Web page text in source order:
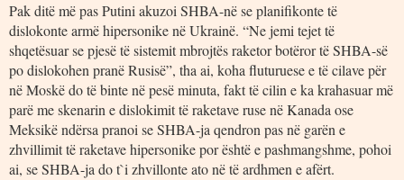
Pak ditë më pas Putini akuzoi SHBA-në se planifikonte të
dislokonte armë hipersonike në Ukrainë. “Ne jemi tejet të
shqetësuar se pjesë të sistemit mbrojtës raketor botëror të SHBA-së
po dislokohen pranë Rusisë”, tha ai, koha fluturuese e të cilave për
në Moskë do të binte në pesë minuta, fakt të cilin e ka krahasuar më
parë me skenarin e dislokimit të raketave ruse në Kanada ose
Meksikë ndërsa pranoi se SHBA-ja qendron pas në garën e
zhvillimit të raketave hipersonike por është e pashmangshme, pohoi
ai, se SHBA-ja do t`i zhvillonte ato në të ardhmen e afërt.